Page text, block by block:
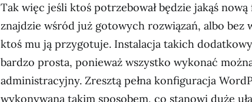
Tak więc jeśli ktoś potrzebował będzie jakąś
znajdzie wśród już gotowych rozwiązań, albo bez
ktoś mu ją przygotuje. Instalacja takich
bardzo prosta, ponieważ wszystko wykonać
administracyjny. Zresztą pełna konfiguracja
wykonywana takim sposobem, co stanowi duże